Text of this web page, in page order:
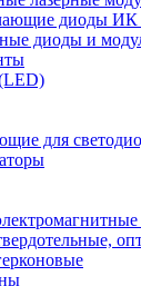
диоды ИК
диоды и
для